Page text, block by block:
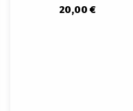
20,00 €